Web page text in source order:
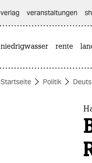
themen
verlag
veranstaltungen
niedrigwasser rente
Startseite Politik